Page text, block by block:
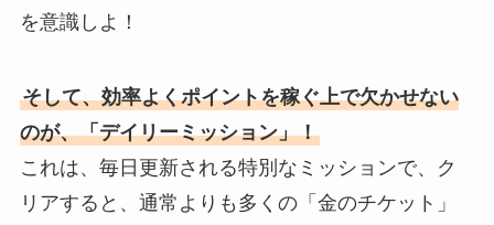
を意識しよ！
そして、効率よくポイントを稼ぐ上で欠かせない
のが、「デイリーミッション」！
これは、毎日更新される特別なミッションで、ク
リアすると、通常よりも多くの「金のチケット」